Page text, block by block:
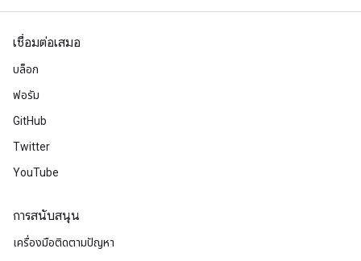
เชื่อมต่อเสมอ
บล็อก
ฟอรัม
GitHub
Twitter
YouTube
การสนับสนุน
เครื่องมือติดตามปัญหา